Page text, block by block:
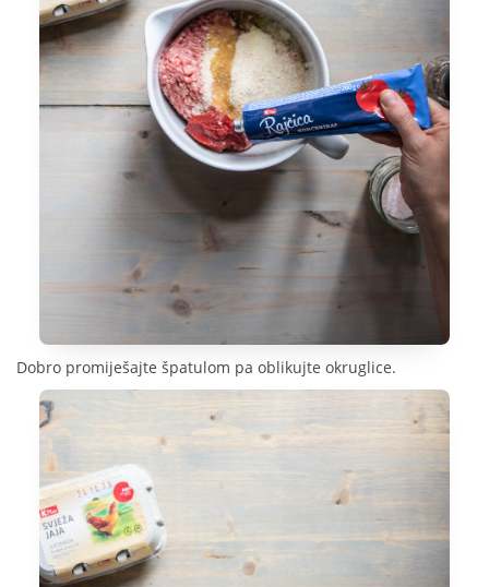
Dobro promiješajte špatulom pa oblikujte okruglice.